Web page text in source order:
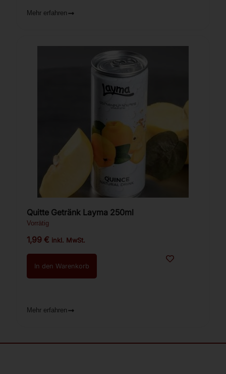
Mehr erfahren
Quitte Getränk Layma 250ml
Vorrätig
1,99€ inkl. MwSt.
In den Warenkorb
Mehr erfahren